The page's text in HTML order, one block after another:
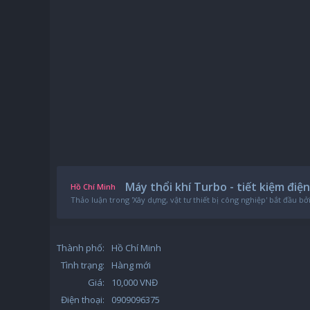
Hồ Chí Minh Máy thổi khí Turbo - tiết kiệm điện
Thảo luận trong 'Xây dựng, vật tư thiết bị công nghiệp' bắt đầu bởi
Thành phố:
Hồ Chí Minh
Tình trạng:
Hàng mới
Giá:
10,000 VNĐ
Điện thoại:
0909096375